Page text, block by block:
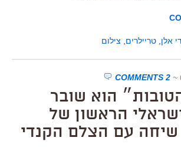
אלן טריילרים צילום
~
2 COMMENTS
הוא שובר
הראשון של
שיחה עם הצלם הקנדי